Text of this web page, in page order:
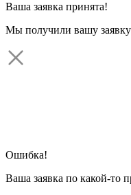
Ваша заявка принята!
Мы получили вашу
Ошибка!
Ваша заявка по какой-то